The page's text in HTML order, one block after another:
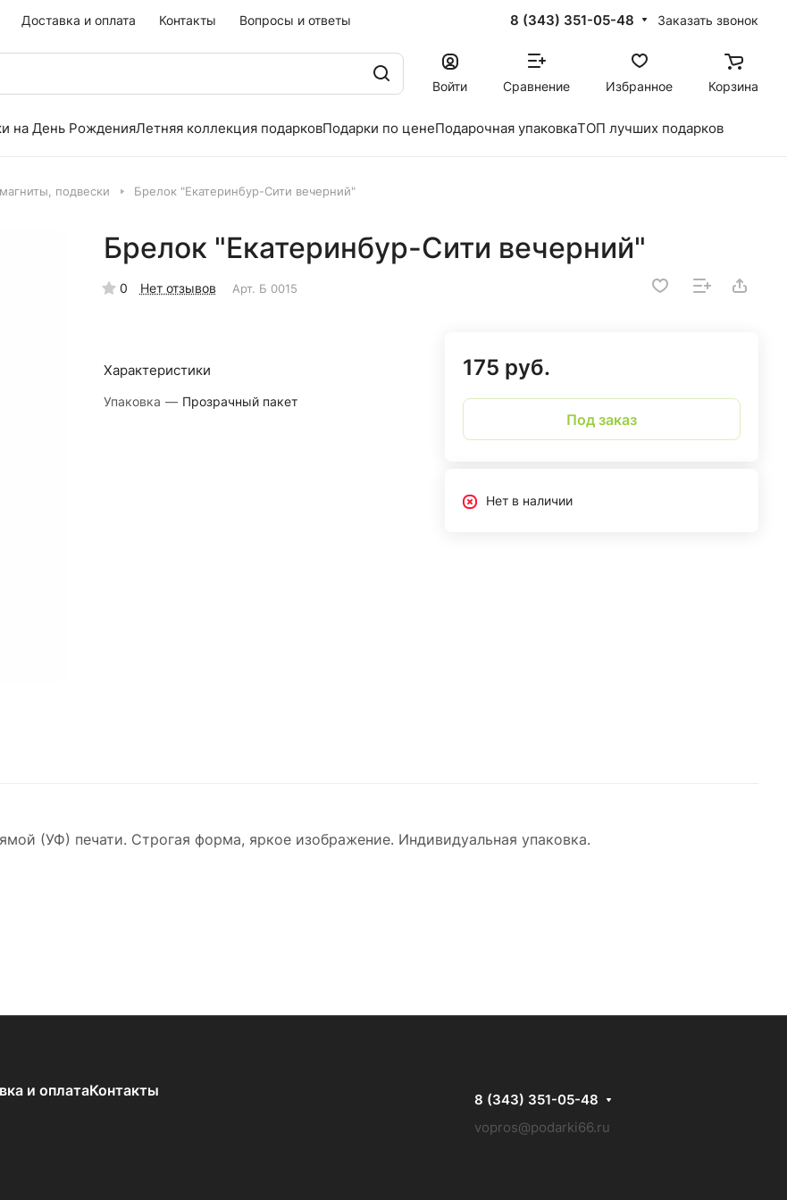
Доставка и оплата Контакты Вопросы и ответы 8 (343) 351-05-48 Заказать звонок
Войти Сравнение Избранное Корзина
на День РожденияЛетняя коллекция подарковПодарки по ценеПодарочная упаковкаТОП лучших подарков
подвески Брелок "Екатеринбур-Сити вечерний"
Брелок "Екатеринбур-Сити вечерний"
0 Нет отзывов Арт. Б 0015
Характеристики
Упаковка — Прозрачный пакет
175 руб.
Под заказ
Нет в наличии
(УФ) печати. Строгая форма, яркое изображение. Индивидуальная упаковка.
и оплатаКонтакты
8 (343) 351-05-48
vopros@podarki66.ru